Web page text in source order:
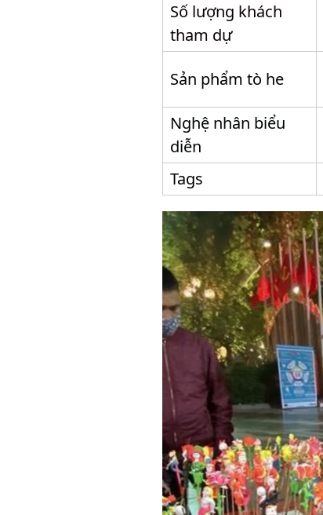
Số lượng khách
tham dự
Sản phẩm tò he
Nghệ nhân biểu
diễn
Tags